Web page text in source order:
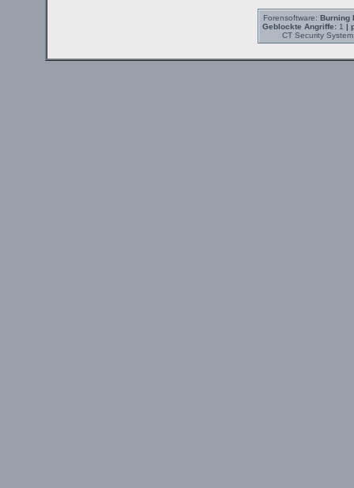
Forensoftware: Burning
Geblockte Angriffe:1 |
CT Security